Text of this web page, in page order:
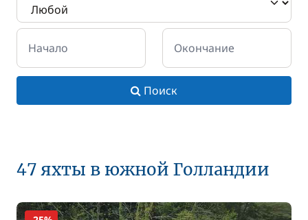
Начало Окончание
Поиск
47 яхты в южной Голландии